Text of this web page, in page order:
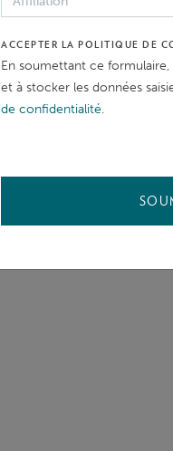
ACCEPTER LA POLITIQUE DE
En soumettant ce
et à stocker les données
de confidentialité.